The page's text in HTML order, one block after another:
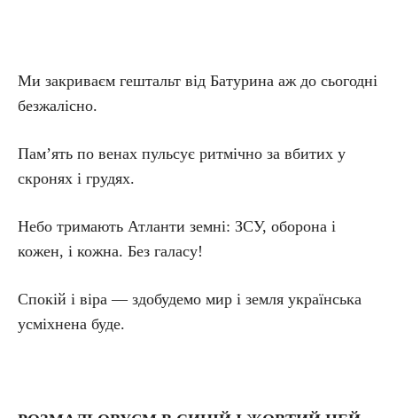
Ми закриваєм гештальт від Батурина аж до сьогодні
безжалісно.
Пам’ять по венах пульсує ритмічно за вбитих у
скронях і грудях.
Небо тримають Атланти земні: ЗСУ, оборона і
кожен, і кожна. Без галасу!
Спокій і віра — здобудемо мир і земля українська
усміхнена буде.